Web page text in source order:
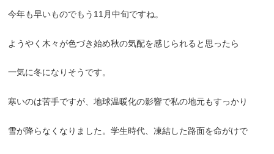
今年も早いものでもう11月中旬ですね。
ようやく木々が色づき始め秋の気配を感じられると思ったら
一気に冬になりそうです。
寒いのは苦手ですが、地球温暖化の影響で私の地元もすっかり
雪が降らなくなりました。学生時代、凍結した路面を命がけで